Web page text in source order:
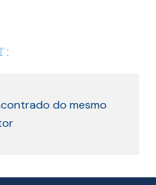
do mesmo